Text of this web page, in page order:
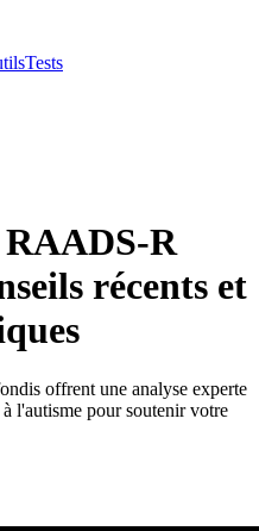
Tests
R
récents et
offrent une analyse experte
l'autisme pour soutenir votre